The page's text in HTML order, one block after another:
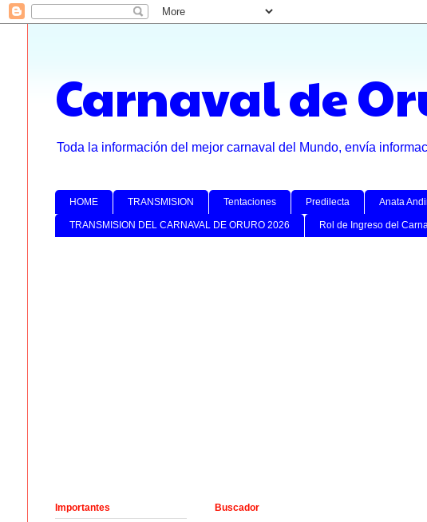
Carnaval de
Toda la información del mejor carnaval del Mundo, envía
HOME TRANSMISION Tentaciones Predilecta Anata
TRANSMISION DEL CARNAVAL DE ORURO 2026 Rol de Ingreso del
Buscador
Importantes